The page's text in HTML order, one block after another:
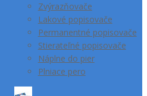
Zvýrazňovače
Lakové popisovače
Permanentné popisovače
Stierateľné popisovače
Náplne do pier
Plniace pero